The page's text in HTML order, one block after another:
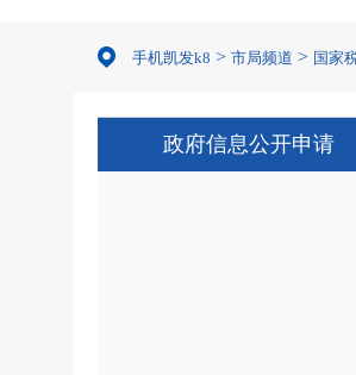
手机凯发k8 > 市局频道 > 国家
政府信息公开申请